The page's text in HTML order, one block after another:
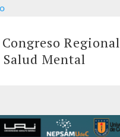
Regional
Salud Mental